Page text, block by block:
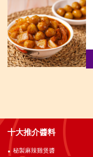
十大推介醬料
秘製麻辣雞煲醬